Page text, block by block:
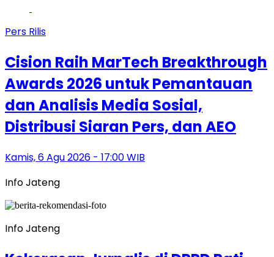
Pers Rilis
Cision Raih MarTech Breakthrough
Awards 2026 untuk Pemantauan
dan Analisis Media Sosial,
Distribusi Siaran Pers, dan AEO
Kamis, 6 Agu 2026 - 17:00 WIB
Info Jateng
Info Jateng